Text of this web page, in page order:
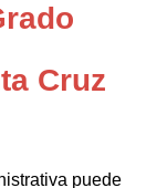
Cruz
puede